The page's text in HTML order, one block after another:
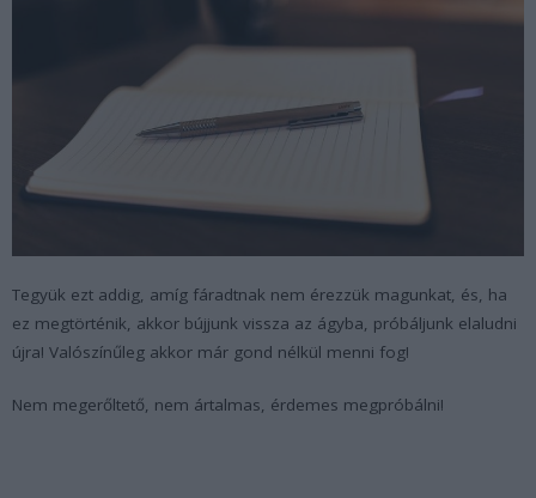
Tegyük ezt addig, amíg fáradtnak nem érezzük magunkat, és, ha
ez megtörténik, akkor bújjunk vissza az ágyba, próbáljunk elaludni
újra! Valószínűleg akkor már gond nélkül menni fog!
Nem megerőltető, nem ártalmas, érdemes megpróbálni!